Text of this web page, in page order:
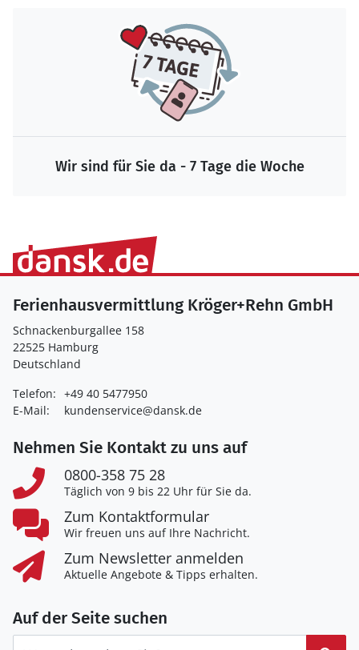
Wir sind für Sie da - 7 Tage die Woche
Ferienhausvermittlung Kröger+Rehn GmbH
Schnackenburgallee 158
22525 Hamburg
Deutschland
Telefon: +49 40 5477950
E-Mail:
kundenservice@dansk.de
Nehmen Sie Kontakt zu uns auf
0800-358 75 28
Täglich von 9 bis 22 Uhr für Sie da.
Zum Kontaktformular
Wir freuen uns auf Ihre Nachricht.
Zum Newsletter anmelden
Aktuelle Angebote & Tipps erhalten.
Auf der Seite suchen